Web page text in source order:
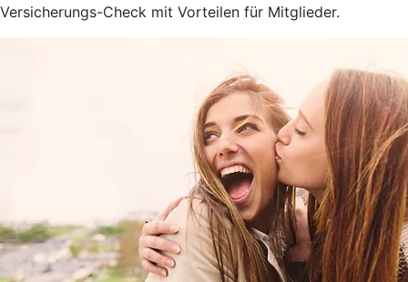
Versicherungs-Check mit Vorteilen für Mitglieder.